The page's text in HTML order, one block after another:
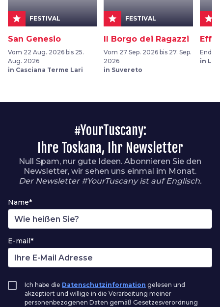
star FESTIVAL
San Genesio
Vom 22 Aug. 2026 bis 25.
Aug. 2026
in Casciana Terme Lari
star FESTIVAL
Il Borgo dei Ragazzi
Vom 27 Sep. 2026 bis 27. Sep.
2026
in Suvereto
star
Ende
in
#YourTuscany:
Ihre Toskana, Ihr Newsletter
Null Spam, nur gute Ideen. Abonnieren Sie den
Newsletter, wir sehen uns einmal im Monat.
Der Newsletter #YourTuscany ist auf Englisch.
Name*
E-mail*
Ich habe die Datenschutzinformation gelesen und
akzeptiert und willige in die Verarbeitung meiner
personenbezogenen Daten gemäß Gesetzesverordnung